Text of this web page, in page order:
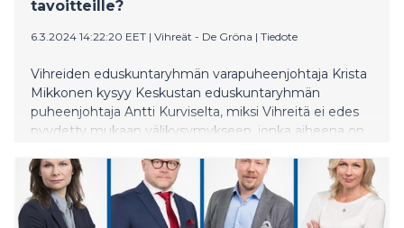
tavoitteille?
6.3.2024 14:22:20 EET | Vihreät - De Gröna | Tiedote
Vihreiden eduskuntaryhmän varapuheenjohtaja Krista
Mikkonen kysyy Keskustan eduskuntaryhmän
puheenjohtaja Antti Kurviselta, miksi Vihreitä ei edes
pyydetty mukaan välikysymykseen, jonka aiheena on